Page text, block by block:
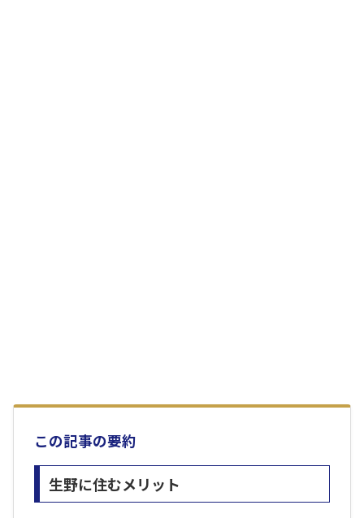
この記事の要約
生野に住むメリット